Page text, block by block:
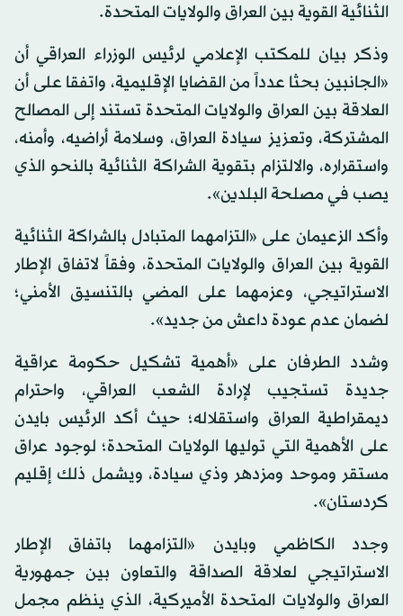
الثنائية القوية بين العراق والولايات المتحدة.
وذكر بيان للمكتب الإعلامي لرئيس الوزراء العراقي أن
«الجانبين بحثا عدداً من القضايا الإقليمية، واتفقا على أن
العلاقة بين العراق والولايات المتحدة تستند إلى المصالح
المشتركة، وتعزيز سيادة العراق، وسلامة أراضيه، وأمنه،
واستقراره، والالتزام بتقوية الشراكة الثنائية بالنحو الذي
يصب في مصلحة البلدين».
وأكد الزعيمان على «التزامهما المتبادل بالشراكة الثنائية
القوية بين العراق والولايات المتحدة، وفقاً لاتفاق الإطار
الاستراتيجي، وعزمهما على المضي بالتنسيق الأمني؛
لضمان عدم عودة داعش من جديد».
وشدد الطرفان على «أهمية تشكيل حكومة عراقية
جديدة تستجيب لإرادة الشعب العراقي، واحترام
ديمقراطية العراق واستقلاله؛ حيث أكد الرئيس بايدن
على الأهمية التي توليها الولايات المتحدة؛ لوجود عراق
مستقر وموحد ومزدهر وذي سيادة، ويشمل ذلك إقليم
كردستان».
وجدد الكاظمي وبايدن «التزامهما باتفاق الإطار
الاستراتيجي لعلاقة الصداقة والتعاون بين جمهورية
العراق والولايات المتحدة الأميركية، الذي ينظم مجمل